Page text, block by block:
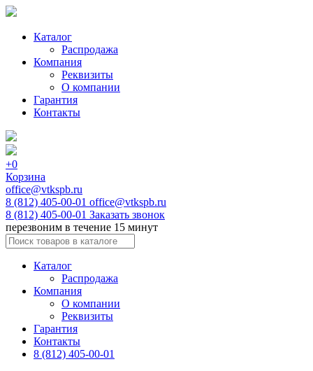
Каталог
Распродажа
Компания
Реквизиты
О компании
Гарантия
Контакты
+0
Корзина
office@vtkspb.ru
8 (812) 405-00-01 office@vtkspb.ru
8 (812) 405-00-01 Заказать звонок
перезвоним в течение 15 минут
Каталог
Распродажа
Компания
О компании
Реквизиты
Гарантия
Контакты
8 (812) 405-00-01